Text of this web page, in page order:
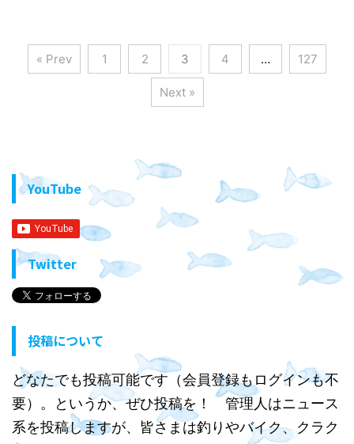
« Prev 1 2 3 4 … 127
Next »
YouTube
Twitter
投稿について
どなたでも投稿可能です（会員登録もログインも不
要）。というか、ぜひ投稿を！ 管理人はニュース
系を投稿しますが、皆さまは釣りやバイク、クラク